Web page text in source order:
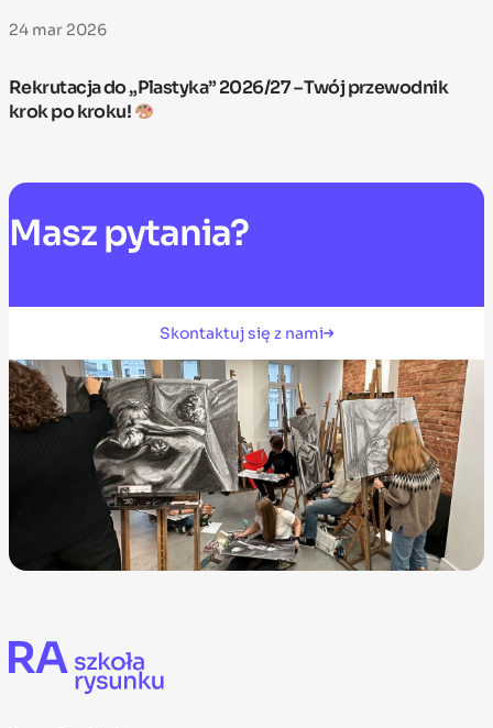
24 mar 2026
Rekrutacja do „Plastyka” 2026/27 – Twój przewodnik
krok po kroku!
Masz pytania?
Skontaktuj się z nami